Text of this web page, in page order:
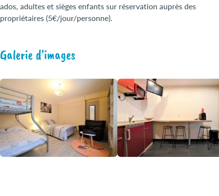
ados, adultes et sièges enfants sur réservation auprès des
propriétaires (5€/jour/personne).
Galerie d'images